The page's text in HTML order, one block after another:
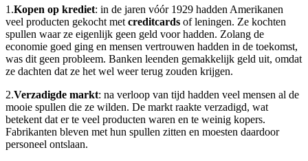
1.Kopen op krediet: in de jaren vóór 1929 hadden Amerikanen
veel producten gekocht met creditcards of leningen. Ze kochten
spullen waar ze eigenlijk geen geld voor hadden. Zolang de
economie goed ging en mensen vertrouwen hadden in de toekomst,
was dit geen probleem. Banken leenden gemakkelijk geld uit, omdat
ze dachten dat ze het wel weer terug zouden krijgen.
2.Verzadigde markt: na verloop van tijd hadden veel mensen al de
mooie spullen die ze wilden. De markt raakte verzadigd, wat
betekent dat er te veel producten waren en te weinig kopers.
Fabrikanten bleven met hun spullen zitten en moesten daardoor
personeel ontslaan.